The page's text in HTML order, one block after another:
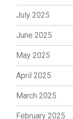
July 2025
June 2025
May 2025
April 2025
March 2025
February 2025